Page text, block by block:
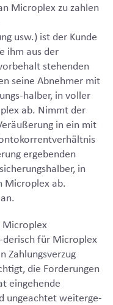
Microplex zu zahlen
usw.) ist der Kunde
ihm aus der
stehenden
seine Abnehmer mit
halber, in voller
ab. Nimmt der
in ein mit
ergebenden
in
Microplex ab.
Microplex
für Microplex
Zahlungsverzug
die Forderungen
eingehende
ungeachtet weiterge-